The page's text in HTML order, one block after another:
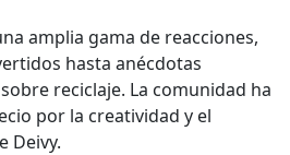
amplia gama de reacciones,
hasta anécdotas
reciclaje. La comunidad ha
por la creatividad y el
Deivy.